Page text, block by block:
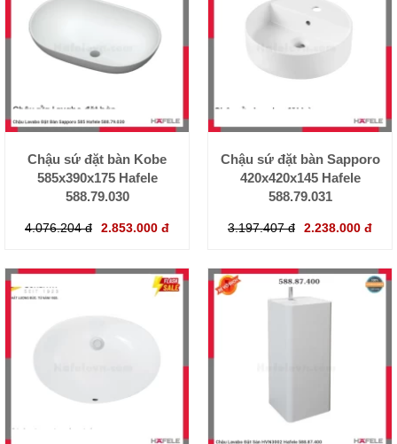
Chậu sứ đặt bàn Kobe
585x390x175 Hafele
588.79.030
4.076.204 đ 2.853.000 đ
Chậu sứ đặt bàn Sapporo
420x420x145 Hafele
588.79.031
3.197.407 đ 2.238.000 đ